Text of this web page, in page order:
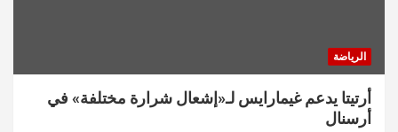
الرياضة
أرتيتا يدعم غيمارايس لـ«إشعال شرارة مختلفة» في
أرسنال